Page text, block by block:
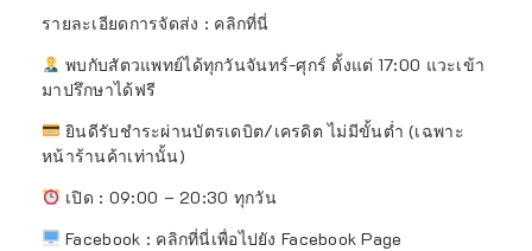
รายละเอียดการจัดส่ง : คลิกที่นี่
พบกับสัตวแพทย์ได้ทุกวันจันทร์-ศุกร์ ตั้งแต่ 17:00 แวะเข้า
มาปรึกษาได้ฟรี
ยินดีรับชำระผ่านบัตรเดบิต/เครดิต ไม่มีขั้นต่ำ (เฉพาะ
หน้าร้านค้าเท่านั้น)
เปิด : 09:00 – 20:30 ทุกวัน
Facebook : คลิกที่นี่เพื่อไปยัง Facebook Page